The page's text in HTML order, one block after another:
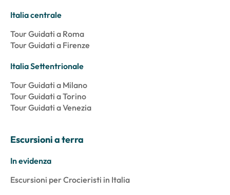
Italia centrale
Tour Guidati a Roma
Tour Guidati a Firenze
Italia Settentrionale
Tour Guidati a Milano
Tour Guidati a Torino
Tour Guidati a Venezia
Escursioni a terra
In evidenza
Escursioni per Crocieristi in Italia